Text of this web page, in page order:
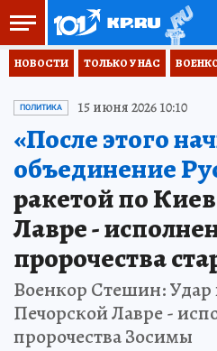
НОВОСТИ ТОЛЬКО У НАС
ПОЛИТИКА 15 июня 2026 10:10
«После этого
объединение
ракетой по
Лавре -
пророчества
Военкор Стешин: Удар
Печорской Лавре -
пророчества Зосимы